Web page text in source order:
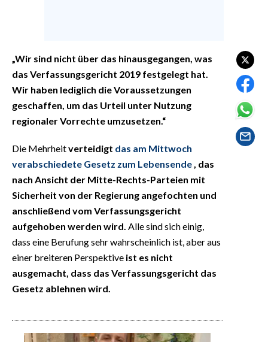
INFO AZIENDE
ABBONATI
ANNUNCI
NECROLOGI
PUBBLICITÀ
SPIAGGE
STORE
„Wir sind nicht über das hinausgegangen, was
das Verfassungsgericht 2019 festgelegt hat.
Wir haben lediglich die Voraussetzungen
geschaffen, um das Urteil unter Nutzung
regionaler Vorrechte umzusetzen.“
Die Mehrheitverteidigt das am Mittwoch
verabschiedete Gesetz zum Lebensende , das
nach Ansicht der Mitte-Rechts-Parteien mit
Sicherheit von der Regierung angefochten und
anschließend vom Verfassungsgericht
aufgehoben werden wird. Alle sind sich einig,
dass eine Berufung sehr wahrscheinlich ist, aber aus
einer breiteren Perspektive ist es nicht
ausgemacht, dass das Verfassungsgericht das
Gesetz ablehnen wird.